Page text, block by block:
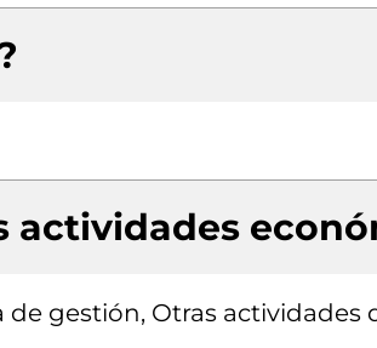
actividades
gestión, Otras actividades